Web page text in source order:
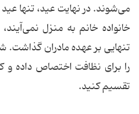
می‌شوند. در نهایت عید، تنها
خانواده خانم به منزل
تنهایی بر عهده مادران
را برای نظافت اختصاص داده و
تقسیم کنید.